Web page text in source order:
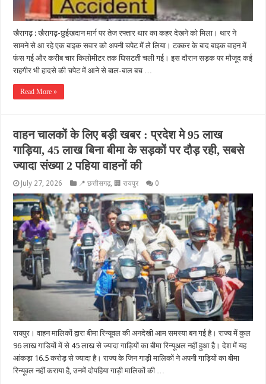
खैरागढ़ : खैरागढ़-छुईखदान मार्ग पर तेज रफ्तार थार का कहर देखने को मिला। थार ने
सामने से आ रहे एक बाइक सवार को अपनी चपेट में ले लिया। टक्कर के बाद बाइक वाहन में
फंस गई और करीब चार किलोमीटर तक घिसटती चली गई। इस दौरान सड़क पर मौजूद कई
राहगीर भी हादसे की चपेट में आने से बाल-बाल बच …
Read More »
वाहन चालकों के लिए बड़ी खबर : प्रदेश मे 95 लाख
गाड़िया, 45 लाख बिना बीमा के सड़कों पर दौड़ रही, सबसे
ज्यादा संख्या 2 पहिया वाहनों की
July 27, 2026 📍 छत्तीसगढ़, 🏢 रायपुर 0
रायपुर। वाहन मालिकों द्वारा बीमा रिन्यूवल की अनदेखी आम समस्या बन गई है। राज्य में कुल
96 लाख गाडियों में से 45 लाख से ज्यादा गाड़ियों का बीमा रिन्यूअल नहीं हुआ है। देश में यह
आंकड़ा 16.5 करोड़ से ज्यादा है। राज्य के जिन गाड़ी मालिकों ने अपनी गाड़ियों का बीमा
रिन्यूवल नहीं कराया है, उनमें दोपहिया गाड़ी मालिकों की …